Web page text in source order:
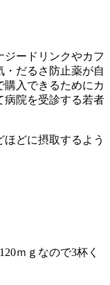
ードリンクやカフ
・だるさ防止薬が自
入できるためにカ
病院を受診する若者
どに摂取するよう
ｍｇなので3杯く